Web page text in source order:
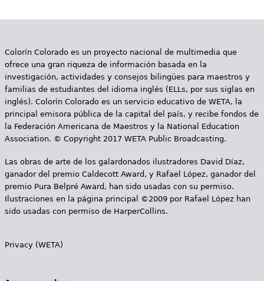
t
á
a
q
u
í
Colorín Colorado es un proyecto nacional de multimedia que
ofrece una gran riqueza de información basada en la
investigación, actividades y consejos bilingües para maestros y
familias de estudiantes del idioma inglés (ELLs, por sus siglas en
inglés). Colorín Colorado es un servicio educativo de WETA, la
principal emisora pública de la capital del país, y recibe fondos de
la Federación Americana de Maestros y la National Education
Association. © Copyright 2017 WETA Public Broadcasting.
Las obras de arte de los galardonados ilustradores David Díaz,
ganador del premio Caldecott Award, y Rafael López, ganador del
premio Pura Belpré Award, han sido usadas con su permiso.
Ilustraciones en la página principal ©2009 por Rafael López han
sido usadas con permiso de HarperCollins.
Privacy (WETA)